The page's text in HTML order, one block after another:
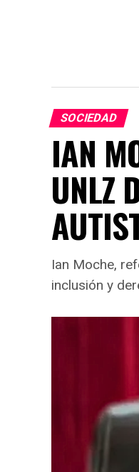
SOCIEDAD
IAN
UNLZ
Ian Moche,
inclusión y